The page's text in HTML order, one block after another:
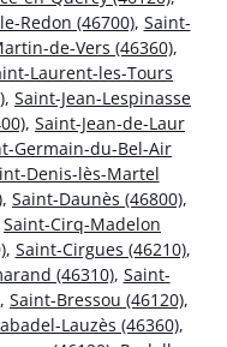
Redon (46700), Saint-
de-Vers (46360),
Laurent-les-Tours
, Saint-Jean-Lespinasse
, Saint-Jean-de-Laur
Germain-du-Bel-Air
Denis-lès-Martel
, Saint-Daunès (46800),
Saint-Cirq-Madelon
, Saint-Cirgues (46210),
(46310), Saint-
, Saint-Bressou (46120),
Lauzès (46360),